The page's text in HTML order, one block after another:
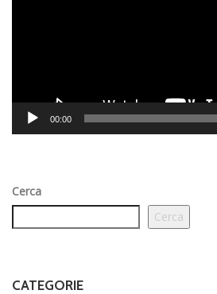
00:00
Cerca
Cerca
CATEGORIE